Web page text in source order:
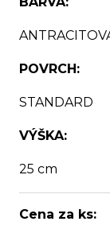
POVRCH:
STANDARD
VÝŠKA:
25 cm
Cena za ks: